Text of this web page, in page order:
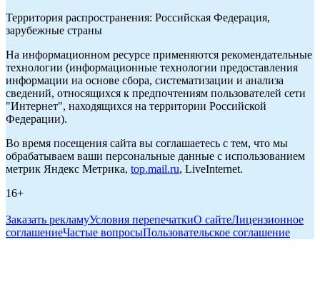
Территория распространения: Российская Федерация,
зарубежные страны
На информационном ресурсе применяются рекомендательные
технологии (информационные технологии предоставления
информации на основе сбора, систематизации и анализа
сведений, относящихся к предпочтениям пользователей сети
"Интернет", находящихся на территории Российской
Федерации).
Во время посещения сайта вы соглашаетесь с тем, что мы
обрабатываем ваши персональные данные с использованием
метрик Яндекс Метрика, top.mail.ru, LiveInternet.
16+
Заказать рекламуУсловия перепечаткиО сайтеЛицензионное
соглашениеЧастые вопросыПользовательское соглашение